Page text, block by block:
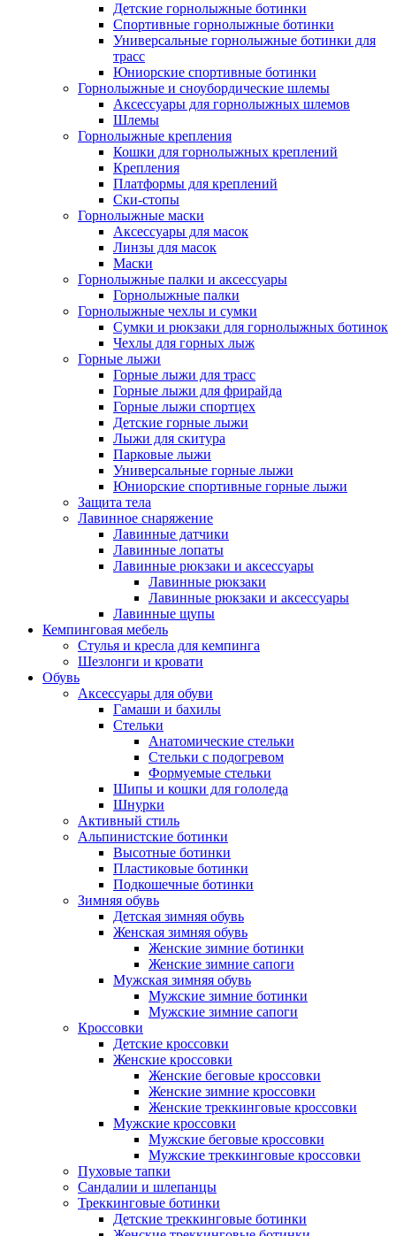
Детские горнолыжные ботинки
Спортивные горнолыжные ботинки
Универсальные горнолыжные ботинки для
трасс
Юниорские спортивные ботинки
Горнолыжные и сноубордические шлемы
Аксессуары для горнолыжных шлемов
Шлемы
Горнолыжные крепления
Кошки для горнолыжных креплений
Крепления
Платформы для креплений
Ски-стопы
Горнолыжные маски
Аксессуары для масок
Линзы для масок
Маски
Горнолыжные палки и аксессуары
Горнолыжные палки
Горнолыжные чехлы и сумки
Сумки и рюкзаки для горнолыжных ботинок
Чехлы для горных лыж
Горные лыжи
Горные лыжи для трасс
Горные лыжи для фрирайда
Горные лыжи спортцех
Детские горные лыжи
Лыжи для скитура
Парковые лыжи
Универсальные горные лыжи
Юниорские спортивные горные лыжи
Защита тела
Лавинное снаряжение
Лавинные датчики
Лавинные лопаты
Лавинные рюкзаки и аксессуары
Лавинные рюкзаки
Лавинные рюкзаки и аксессуары
Лавинные щупы
Кемпинговая мебель
Стулья и кресла для кемпинга
Шезлонги и кровати
Обувь
Аксессуары для обуви
Гамаши и бахилы
Стельки
Анатомические стельки
Стельки с подогревом
Формуемые стельки
Шипы и кошки для гололеда
Шнурки
Активный стиль
Альпинистские ботинки
Высотные ботинки
Пластиковые ботинки
Подкошечные ботинки
Зимняя обувь
Детская зимняя обувь
Женская зимняя обувь
Женские зимние ботинки
Женские зимние сапоги
Мужская зимняя обувь
Мужские зимние ботинки
Мужские зимние сапоги
Кроссовки
Детские кроссовки
Женские кроссовки
Женские беговые кроссовки
Женские зимние кроссовки
Женские треккинговые кроссовки
Мужские кроссовки
Мужские беговые кроссовки
Мужские треккинговые кроссовки
Пуховые тапки
Сандалии и шлепанцы
Треккинговые ботинки
Детские треккинговые ботинки